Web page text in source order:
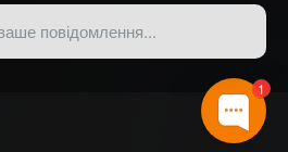
1
повідомлення...